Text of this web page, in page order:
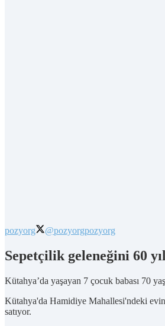
pozyorg @pozyorgpozyorg
Sepetçilik geleneğini 60
Kütahya’da yaşayan 7 çocuk babası 70
Kütahya'da Hamidiye Mahallesi'ndeki
satıyor.